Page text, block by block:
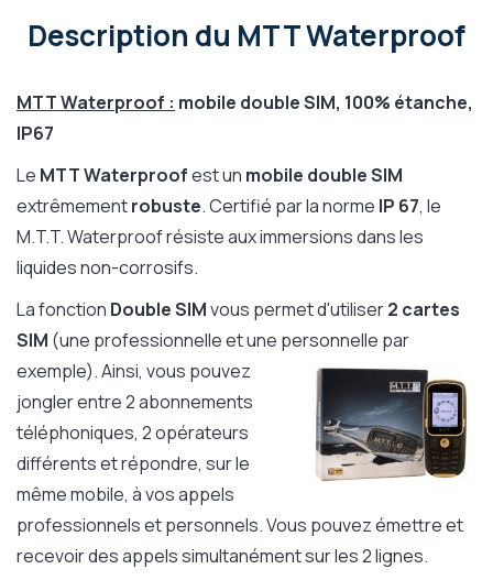
Description du MTT Waterproof
MTT Waterproof : mobile double SIM, 100% étanche,
IP67
Le MTT Waterproofest un mobile double SIM
extrêmementrobuste. Certifié par la norme IP 67, le
M.T.T. Waterproof résiste aux immersions dans les
liquides non-corrosifs.
La fonction Double SIMvous permet d'utiliser2 cartes
SIM (une professionnelle et une personnelle par
exemple). Ainsi, vous pouvez
jongler entre 2 abonnements
téléphoniques, 2 opérateurs
différents et répondre, sur le
même mobile, à vos appels
professionnels et personnels. Vous pouvez émettre et
recevoir des appels simultanément sur les 2 lignes.